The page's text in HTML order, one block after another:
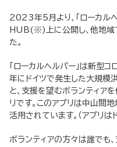
2023年5月より、「ローカル
HUB(※)上に公開し、他地域
た。
「ローカルヘルパー」は新型
年にドイツで発生した大規模
と、支援を望むボランティア
リです。このアプリは中山間
活用されています。（アプリは
ボランティアの方々は誰でも